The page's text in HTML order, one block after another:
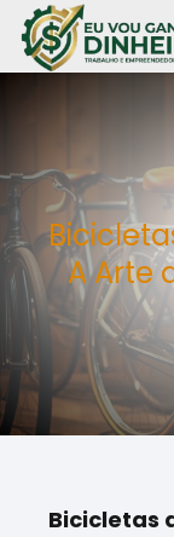
A Arte
Bicicletas